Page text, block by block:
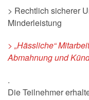
> Rechtlich sicherer
Minderleistung
> „Hässliche“
Abmahnung und
.
Die Teilnehmer